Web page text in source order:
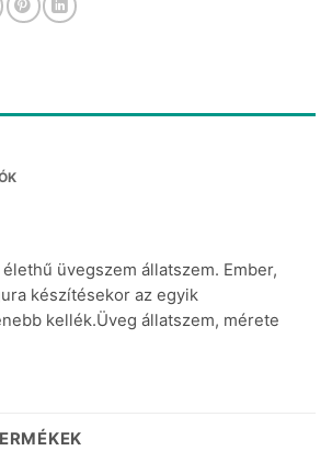
üvegszem állatszem. Ember,
készítésekor az egyik
kellék.Üveg állatszem, mérete